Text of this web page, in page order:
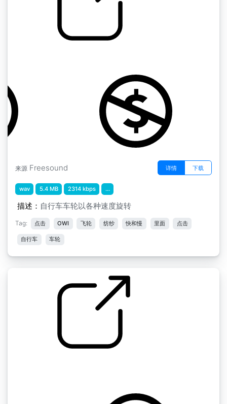
来源 Freesound 详情 下载
wav 5.4 MB 2314 kbps ...
描述： 自行车车轮以各种速度旋转
Tag: 点击 OWI 飞轮 纺纱 快和慢 里面 点击
自行车 车轮